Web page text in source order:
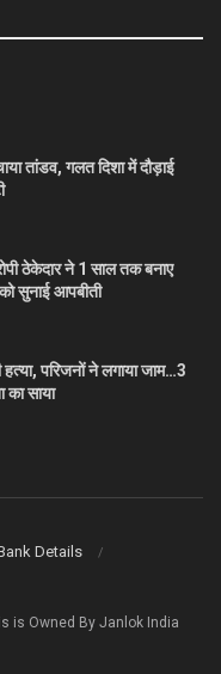
तांडव, गलत दिशा में दौड़ाई
ठेकेदार ने 1 साल तक बनाए
सुनाई आपबीती
परिजनों ने लगाया जाम…3
का साया
Details
is Owned By Janlok India